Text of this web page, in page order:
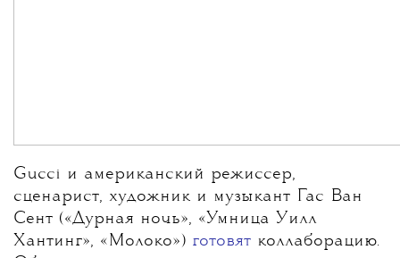
Gucci и американский режиссер,
сценарист, художник и музыкант Гас Ван
Сент («Дурная ночь», «Умница Уилл
Хантинг», «Молоко») готовят коллаборацию.